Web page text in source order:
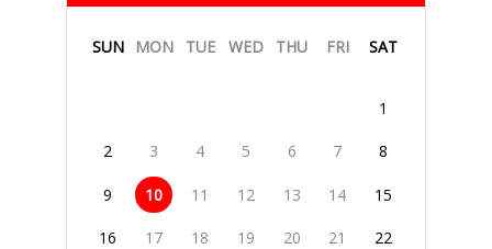
SUN MON TUE WED THU FRI SAT
1
2 3 4 5 6 7 8
9 10 11 12 13 14 15
16 17 18 19 20 21 22